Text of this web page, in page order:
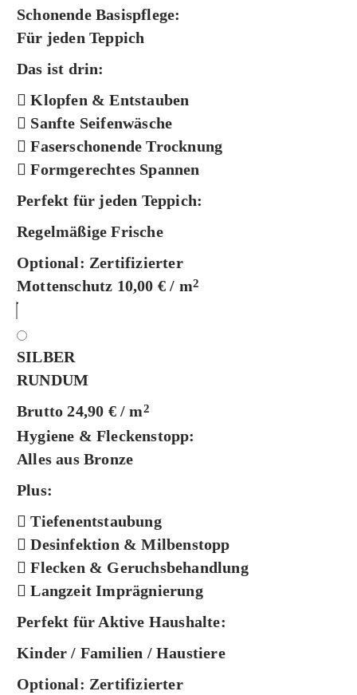
Schonende Basispflege:
Für jeden Teppich
Das ist drin:
Klopfen & Entstauben
Sanfte Seifenwäsche
Faserschonende Trocknung
Formgerechtes Spannen
Perfekt für jeden Teppich:
Regelmäßige Frische
Optional: Zertifizierter
Mottenschutz 10,00 € / m2
SILBER
RUNDUM
Brutto 24,90 € / m2
Hygiene & Fleckenstopp:
Alles aus Bronze
Plus:
Tiefenentstaubung
Desinfektion & Milbenstopp
Flecken & Geruchsbehandlung
Langzeit Imprägnierung
Perfekt für Aktive Haushalte:
Kinder / Familien / Haustiere
Optional: Zertifizierter